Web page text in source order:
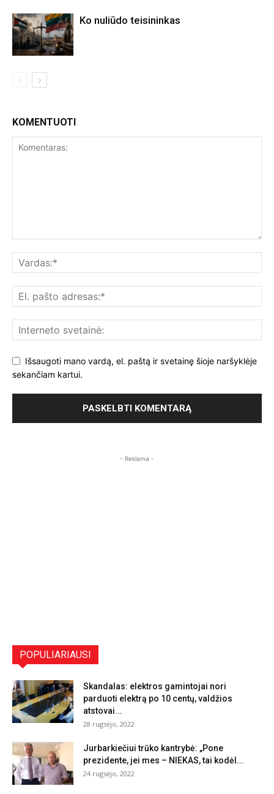
Ko nuliūdo teisininkas
KOMENTUOTI
Išsaugoti mano vardą, el. paštą ir svetainę šioje naršyklėje
sekančiam kartui.
- Reklama -
POPULIARIAUSI
Skandalas: elektros gamintojai nori
parduoti elektrą po 10 centų, valdžios
atstovai...
28 rugsėjo, 2022
Jurbarkiečiui trūko kantrybė: „Pone
prezidente, jei mes – NIEKAS, tai kodėl...
24 rugsėjo, 2022